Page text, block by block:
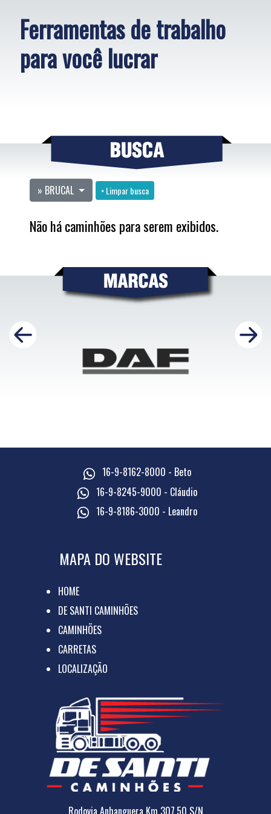
Ferramentas de trabalho
para você lucrar
» BRUCAL × Limpar busca
Não há caminhões para serem exibidos.
16-9-8162-8000 - Beto
16-9-8245-9000 - Cláudio
16-9-8186-3000 - Leandro
MAPA DO WEBSITE
HOME
DE SANTI CAMINHÕES
CAMINHÕES
CARRETAS
LOCALIZAÇÃO
Rodovia Anhanguera Km 307,50 S/N